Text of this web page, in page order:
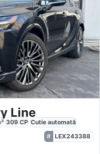
Line
309 CP Cutie automată
LEX243388